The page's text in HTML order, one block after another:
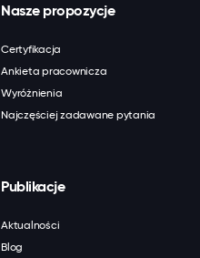
Nasze propozycje
Certyfikacja
Ankieta pracownicza
Wyróżnienia
Najczęściej zadawane pytania
Publikacje
Aktualności
Blog